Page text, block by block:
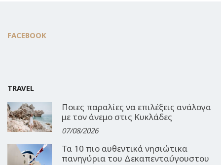
FACEBOOK
TRAVEL
Ποιες παραλίες να επιλέξεις ανάλογα
με τον άνεμο στις Κυκλάδες
07/08/2026
Τα 10 πιο αυθεντικά νησιώτικα
πανηγύρια του Δεκαπενταύγουστου